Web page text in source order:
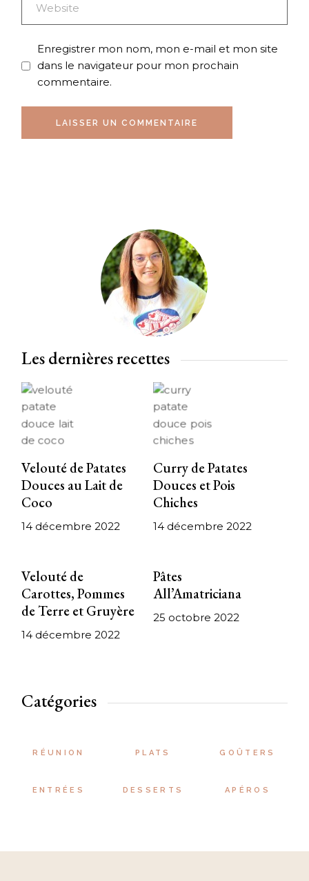
Enregistrer mon nom, mon e-mail et mon site
dans le navigateur pour mon prochain
commentaire.
LAISSER UN COMMENTAIRE
Les dernières recettes
Velouté de Patates
Douces au Lait de
Coco
14 décembre 2022
Curry de Patates
Douces et Pois
Chiches
14 décembre 2022
Velouté de
Carottes, Pommes
de Terre et Gruyère
14 décembre 2022
Pâtes
All’Amatriciana
25 octobre 2022
Catégories
RÉUNION PLATS GOÛTERS
ENTRÉES DESSERTS APÉROS